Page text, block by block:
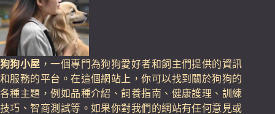
狗狗小屋 ，一個專門為狗狗愛好者和飼主們提供的資訊
和服務的平台。在這個網站上，你可以找到關於狗狗的
各種主題，例如品種介紹、飼養指南、健康護理、訓練
技巧、智商測試等。如果你對我們的網站有任何意見或